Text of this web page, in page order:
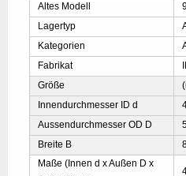
Altes Modell
Lagertyp
Kategorien
Fabrikat
Größe
Innendurchmesser ID d
Aussendurchmesser OD D
Breite B
Maße (Innen d x Außen D x